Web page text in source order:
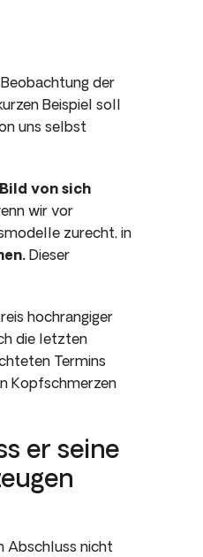
der
Beispiel soll
uns selbst
von sich
wir vor
zurecht, in
Dieser
hochrangiger
die letzten
Termins
Kopfschmerzen
er seine
Abschluss nicht